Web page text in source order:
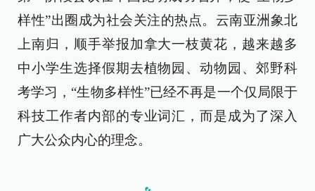
样性”出圈成为社会关注的热点。云南亚洲象北
上南归，顺手举报加拿大一枝黄花，越来越多
中小学生选择假期去植物园、动物园、郊野科
考学习，“生物多样性”已经不再是一个仅局限于
科技工作者内部的专业词汇，而是成为了深入
广大公众内心的理念。